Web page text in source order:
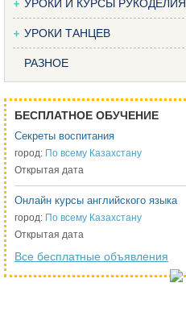
УРОКИ И КУРСЫ РУКОДЕЛИЯ
УРОКИ ТАНЦЕВ
РАЗНОЕ
БЕСПЛАТНОЕ ОБУЧЕНИЕ
Секреты воспитания
город: По всему Казахстану
Открытая дата
Онлайн курсы английского языка
город: По всему Казахстану
Открытая дата
Все бесплатные объявления